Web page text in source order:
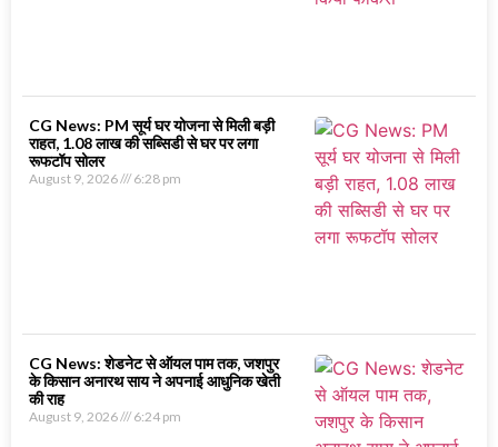
CG News: PM सूर्य घर योजना से मिली बड़ी
राहत, 1.08 लाख की सब्सिडी से घर पर लगा
रूफटॉप सोलर
August 9, 2026 6:28 pm
CG News: शेडनेट से ऑयल पाम तक, जशपुर
के किसान अनारथ साय ने अपनाई आधुनिक खेती
की राह
August 9, 2026 6:24 pm